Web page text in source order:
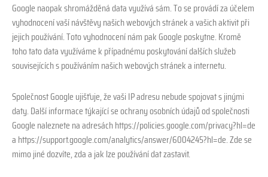
Google naopak shromážděná data využívá sám. To se provádí za účelem
vyhodnocení vaší návštěvy našich webových stránek a vašich aktivit při
jejich používání. Toto vyhodnocení nám pak Google poskytne. Kromě
toho tato data využíváme k případnému poskytování dalších služeb
souvisejících s používáním našich webových stránek a internetu.
Společnost Google ujišťuje, že vaši IP adresu nebude spojovat s jinými
daty. Další informace týkající se ochrany osobních údajů od společnosti
Google naleznete na adresách https://policies.google.com/privacy?hl=de
a https://support.google.com/analytics/answer/6004245?hl=de. Zde se
mimo jiné dozvíte, zda a jak lze používání dat zastavit.